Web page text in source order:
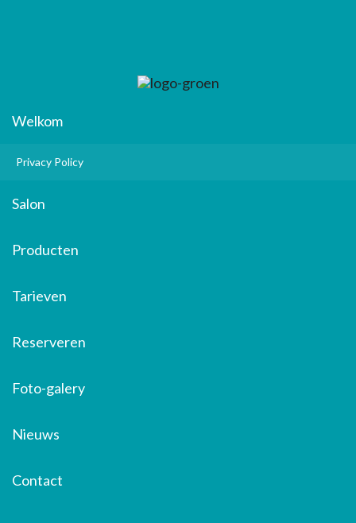
Welkom
Privacy Policy
Salon
Producten
Tarieven
Reserveren
Foto-galery
Nieuws
Contact